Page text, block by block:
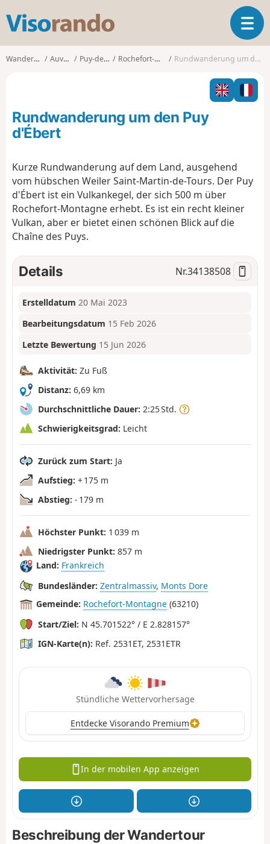
s
o
o
T
o
l
n
t
Wanderungen Auvergne Puy-de-Dôme Rochefort-Montagne Rundwanderung um den Puy d'Ébert
Rundwanderung um den Puy
d'Ébert
Kurze Rundwanderung auf dem Land, ausgehend
vom hübschen Weiler Saint-Martin-de-Tours. Der Puy
d'Ébert ist ein Vulkankegel, der sich 500 m über
Rochefort-Montagne erhebt. Es ist ein recht kleiner
Vulkan, aber er bietet einen schönen Blick auf die
Chaîne des Puys.
Details Nr.34138508
Erstelldatum 20 Mai 2023
Bearbeitungsdatum 15 Feb 2026
Letzte Bewertung 15 Jun 2026
Aktivität: Zu Fuß
Distanz: 6,69 km
Durchschnittliche Dauer: 2:25 Std.
Schwierigkeitsgrad: Leicht
Zurück zum Start: Ja
Aufstieg: + 175 m
Abstieg: - 179 m
Höchster Punkt: 1 039 m
Niedrigster Punkt: 857 m
Land: Frankreich
Bundesländer: Zentralmassiv, Monts Dore
Gemeinde: Rochefort-Montagne (63210)
Start/Ziel: N 45.701522° / E 2.828157°
IGN-Karte(n): Ref. 2531ET, 2531ETR
Stündliche Wettervorhersage
Entdecke Visorando Premium
In der mobilen App anzeigen
Beschreibung der Wandertour